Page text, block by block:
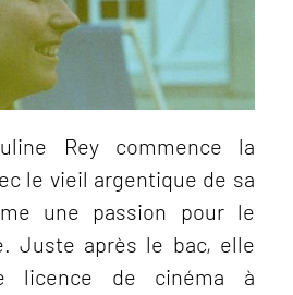
Rey commence la
le vieil argentique de sa
une passion pour le
Juste après le bac, elle
licence de cinéma à